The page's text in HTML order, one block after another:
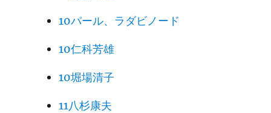
10パール、ラダビノード
10仁科芳雄
10堀場清子
11八杉康夫